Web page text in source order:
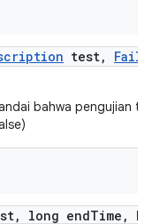
test,
bahwa pengujian
, long endTime ,